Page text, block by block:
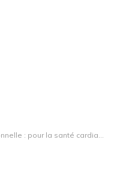
Chronique nutritionnelle : pour la santé cardiaque